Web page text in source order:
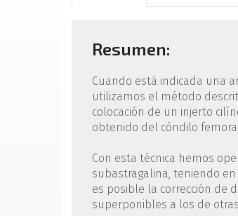
Resumen:
Cuando está indicada una
utilizamos el método
colocación de un injerto
obtenido del cóndilo
Con esta técnica hemos
subastragalina, teniendo
es posible la corrección de
superponibles a los de